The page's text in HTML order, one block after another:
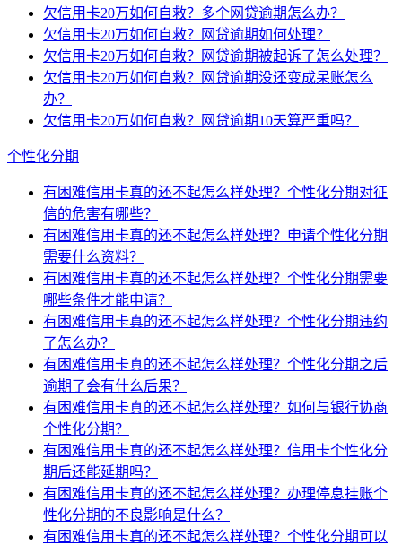
欠信用卡20万如何自救？多个网贷逾期怎么办？
欠信用卡20万如何自救？网贷逾期如何处理？
欠信用卡20万如何自救？网贷逾期被起诉了怎么处理？
欠信用卡20万如何自救？网贷逾期没还变成呆账怎么
办？
欠信用卡20万如何自救？网贷逾期10天算严重吗？
个性化分期
有困难信用卡真的还不起怎么样处理？个性化分期对征
信的危害有哪些？
有困难信用卡真的还不起怎么样处理？申请个性化分期
需要什么资料？
有困难信用卡真的还不起怎么样处理？个性化分期需要
哪些条件才能申请？
有困难信用卡真的还不起怎么样处理？个性化分期违约
了怎么办？
有困难信用卡真的还不起怎么样处理？个性化分期之后
逾期了会有什么后果？
有困难信用卡真的还不起怎么样处理？如何与银行协商
个性化分期？
有困难信用卡真的还不起怎么样处理？信用卡个性化分
期后还能延期吗？
有困难信用卡真的还不起怎么样处理？办理停息挂账个
性化分期的不良影响是什么？
有困难信用卡真的还不起怎么样处理？个性化分期可以